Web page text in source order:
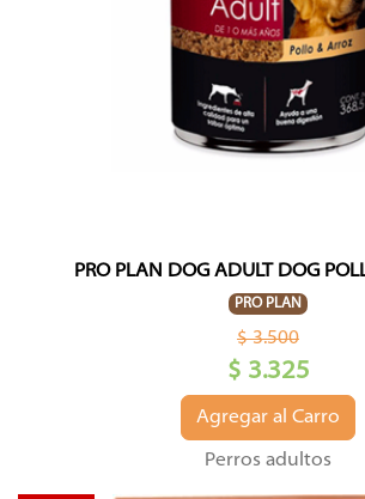
PRO PLAN DOG ADULT DOG
PRO PLAN
$ 3.500
$ 3.325
Agregar al Carro
Perros adultos